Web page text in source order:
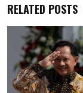
RELATED POSTS